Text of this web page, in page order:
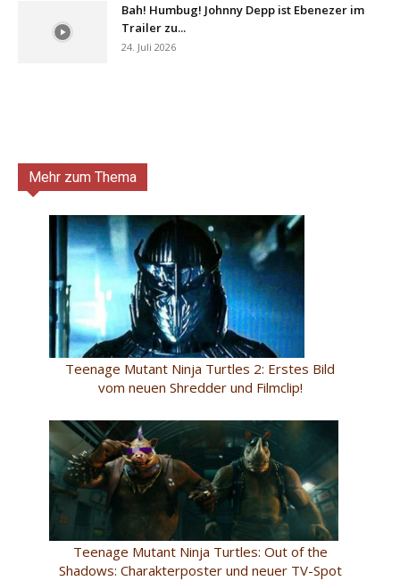
Bah! Humbug! Johnny Depp ist Ebenezer im
Trailer zu...
24. Juli 2026
Mehr zum Thema
Teenage Mutant Ninja Turtles 2: Erstes Bild
vom neuen Shredder und Filmclip!
Teenage Mutant Ninja Turtles: Out of the
Shadows: Charakterposter und neuer TV-Spot